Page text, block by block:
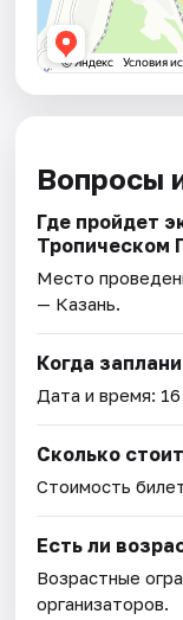
Вопросы
Где пройдет
Тропическом
Место
— Казань.
Когда
Дата и время:
Сколько
Стоимость
Есть ли
Возрастные
организаторов.